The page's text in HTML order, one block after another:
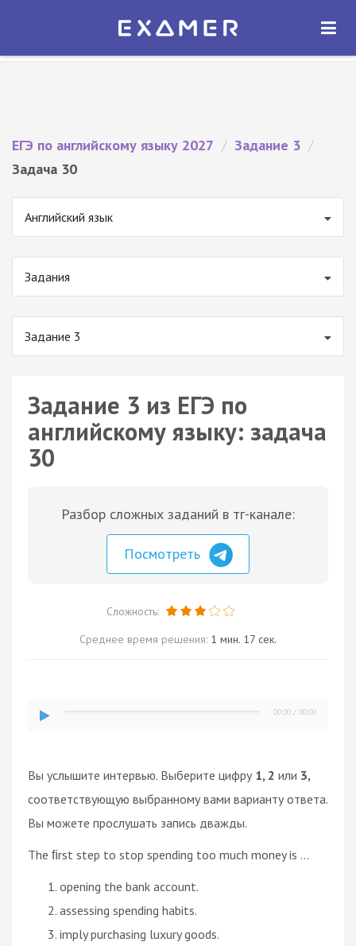
Экзамер — ЕГЭ 2027
ОТКРЫТЬ
ЕГЭ по английскому языку 2027 / Задание 3 /
Задача 30
Английский язык
Задания
Задание 3
Задание 3 из ЕГЭ по
английскому языку: задача
30
Разбор сложных заданий в тг-канале:
Посмотреть
Сложность:
Среднее время решения: 1 мин. 17 сек.
00:00 / 00:00
Вы услышите интервью. Выберите цифру 1, 2 или 3,
соответствующую выбранному вами варианту ответа.
Вы можете прослушать запись дважды.
The ﬁrst step to stop spending too much money is ...
opening the bank account.
assessing spending habits.
imply purchasing luxury goods.